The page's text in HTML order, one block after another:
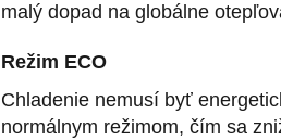
malý dopad na globálne
Režim ECO
Chladenie nemusí byť
normálnym režimom, čím sa